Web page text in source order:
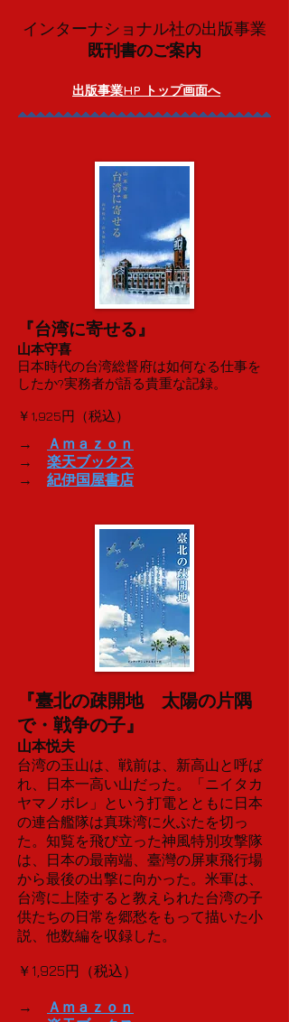
インターナショナル社の出版事業
既刊書のご案内
出版事業HP トップ画面へ
『台湾に寄せる』
山本守喜
日本時代の台湾総督府は如何なる仕事を
したか?実務者が語る貴重な記録。
￥1,925円（税込）
→
Ａｍａｚｏｎ
→ 楽天ブックス
→ 紀伊国屋書店
『臺北の疎開地 太陽の片隅
で・戦争の子』
山本悦夫
台湾の玉山は、戦前は、新高山と呼ば
れ、日本一高い山だった。「ニイタカ
ヤマノボレ」という打電とともに日本
の連合艦隊は真珠湾に火ぶたを切っ
た。知覧を飛び立った神風特別攻撃隊
は、日本の最南端、臺灣の屏東飛行場
から最後の出撃に向かった。米軍は、
台湾に上陸すると教えられた台湾の子
供たちの日常を郷愁をもって描いた小
説、他数編を収録した。
￥1,925円（税込）
→
Ａｍａｚｏｎ